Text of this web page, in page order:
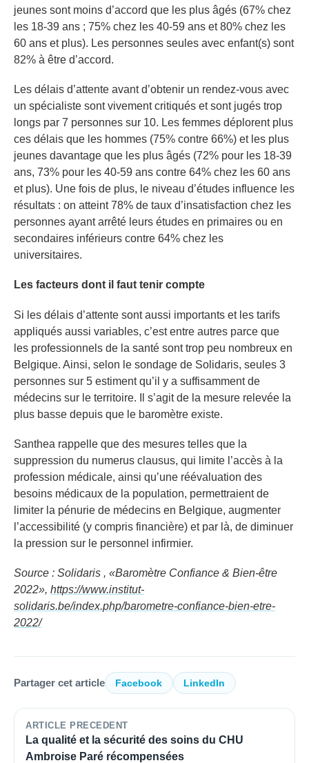
jeunes sont moins d’accord que les plus âgés (67% chez
les 18-39 ans ; 75% chez les 40-59 ans et 80% chez les
60 ans et plus). Les personnes seules avec enfant(s) sont
82% à être d’accord.
Les délais d’attente avant d’obtenir un rendez-vous avec
un spécialiste sont vivement critiqués et sont jugés trop
longs par 7 personnes sur 10. Les femmes déplorent plus
ces délais que les hommes (75% contre 66%) et les plus
jeunes davantage que les plus âgés (72% pour les 18-39
ans, 73% pour les 40-59 ans contre 64% chez les 60 ans
et plus). Une fois de plus, le niveau d’études influence les
résultats : on atteint 78% de taux d’insatisfaction chez les
personnes ayant arrêté leurs études en primaires ou en
secondaires inférieurs contre 64% chez les
universitaires.
Les facteurs dont il faut tenir compte
Si les délais d’attente sont aussi importants et les tarifs
appliqués aussi variables, c’est entre autres parce que
les professionnels de la santé sont trop peu nombreux en
Belgique. Ainsi, selon le sondage de Solidaris, seules 3
personnes sur 5 estiment qu’il y a suffisamment de
médecins sur le territoire. Il s’agit de la mesure relevée la
plus basse depuis que le baromètre existe.
Santhea rappelle que des mesures telles que la
suppression du numerus clausus, qui limite l’accès à la
profession médicale, ainsi qu’une réévaluation des
besoins médicaux de la population, permettraient de
limiter la pénurie de médecins en Belgique, augmenter
l’accessibilité (y compris financière) et par là, de diminuer
la pression sur le personnel infirmier.
Source : Solidaris , «Baromètre Confiance & Bien-être
2022», https://www.institut-
solidaris.be/index.php/barometre-confiance-bien-etre-
2022/
Partager cet article Facebook LinkedIn
ARTICLE PRECEDENT
La qualité et la sécurité des soins du CHU
Ambroise Paré récompensées